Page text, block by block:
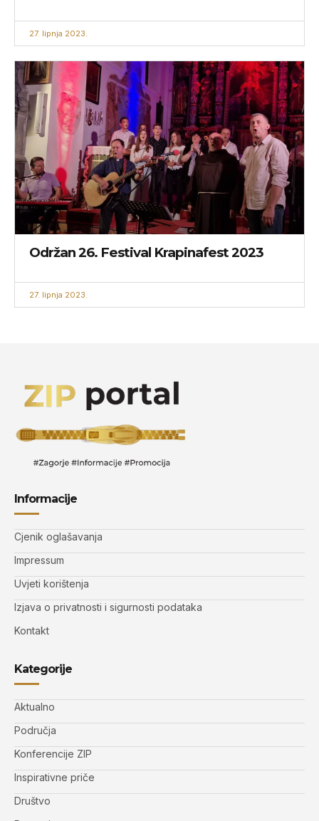
27. lipnja 2023.
Održan 26. Festival Krapinafest 2023
27. lipnja 2023.
Informacije
Cjenik oglašavanja
Impressum
Uvjeti korištenja
Izjava o privatnosti i sigurnosti podataka
Kontakt
Kategorije
Aktualno
Područja
Konferencije ZIP
Inspirativne priče
Društvo